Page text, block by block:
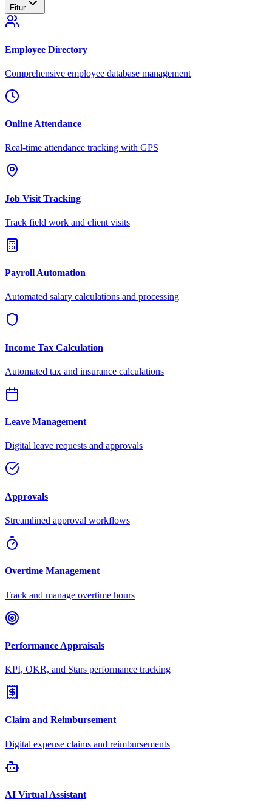
Fitur
Employee Directory
Comprehensive employee database management
Online Attendance
Real-time attendance tracking with GPS
Job Visit Tracking
Track field work and client visits
Payroll Automation
Automated salary calculations and processing
Income Tax Calculation
Automated tax and insurance calculations
Leave Management
Digital leave requests and approvals
Approvals
Streamlined approval workflows
Overtime Management
Track and manage overtime hours
Performance Appraisals
KPI, OKR, and Stars performance tracking
Claim and Reimbursement
Digital expense claims and reimbursements
AI Virtual Assistant